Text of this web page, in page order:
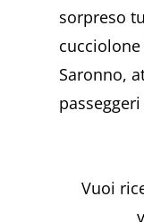
sorpreso
Saronno,
Vuoi